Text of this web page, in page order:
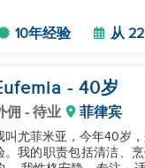
10年经验 从
- 40岁
佣 - 待业 菲律宾
叫尤菲米亚，今年40岁
。我的职责包括清洁、